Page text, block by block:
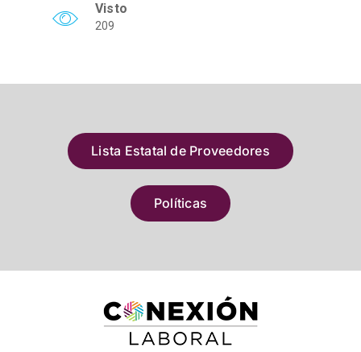
Visto
209
Lista Estatal de Proveedores
Políticas